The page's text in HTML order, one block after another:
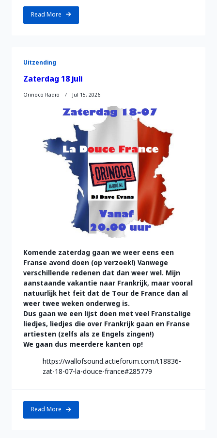
Read More
Uitzending
Zaterdag 18 juli
Orinoco Radio Jul 15, 2026
Komende zaterdag gaan we weer eens een
Franse avond doen (op verzoek!) Vanwege
verschillende redenen dat dan weer wel. Mijn
aanstaande vakantie naar Frankrijk, maar vooral
natuurlijk het feit dat de Tour de France dan al
weer twee weken onderweg is.
Dus gaan we een lijst doen met veel Franstalige
liedjes, liedjes die over Frankrijk gaan en Franse
artiesten (zelfs als ze Engels zingen!)
We gaan dus meerdere kanten op!
https://wallofsound.actieforum.com/t18836-
zat-18-07-la-douce-france#285779
Read More